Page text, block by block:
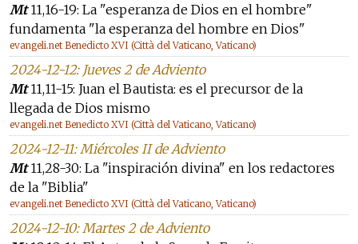
Mt11,16-19: La "esperanza de Dios en el hombre"
fundamenta "la esperanza del hombre en Dios"
evangeli.net Benedicto XVI (Città del Vaticano, Vaticano)
2024-12-12: Jueves 2 de Adviento
Mt11,11-15: Juan el Bautista: es el precursor de la
llegada de Dios mismo
evangeli.net Benedicto XVI (Città del Vaticano, Vaticano)
2024-12-11: Miércoles II de Adviento
Mt11,28-30: La "inspiración divina" en los redactores
de la "Biblia"
evangeli.net Benedicto XVI (Città del Vaticano, Vaticano)
2024-12-10: Martes 2 de Adviento